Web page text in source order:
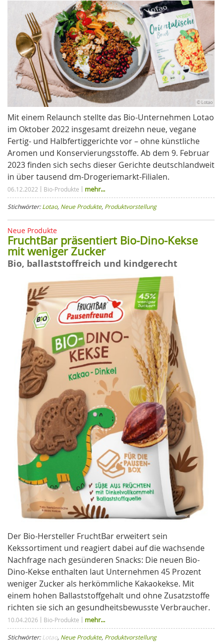
© Lotao
Mit einem Relaunch stellte das Bio-Unternehmen Lotao
im Oktober 2022 insgesamt dreizehn neue, vegane
Fertig- und Halbfertiggerichte vor – ohne künstliche
Aromen und Konservierungsstoffe. Ab dem 9. Februar
2023 finden sich sechs dieser Gerichte deutschlandweit
in über tausend dm-Drogeriemarkt-Filialen.
06.12.2022 Bio-Produkte mehr...
Stichwörter:Lotao, Neue Produkte, Produktvorstellung
Neue Produkte
FruchtBar präsentiert Bio-Dino-Kekse
mit weniger Zucker
Bio, ballaststoffreich und kindgerecht
Der Bio-Hersteller FruchtBar erweitert sein
Kekssortiment und reagiert dabei auf die wachsende
Nachfrage nach gesünderen Snacks: Die neuen Bio-
Dino-Kekse enthalten laut Unternehmen 45 Prozent
weniger Zucker als herkömmliche Kakaokekse. Mit
einem hohen Ballaststoffgehalt und ohne Zusatzstoffe
richten sie sich an gesundheitsbewusste Verbraucher.
10.04.2026 Bio-Produkte mehr...
Stichwörter: Lotao, Neue Produkte, Produktvorstellung